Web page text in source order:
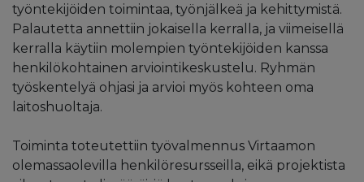
työntekijöiden toimintaa, työnjälkeä ja kehittymistä.
Palautetta annettiin jokaisella kerralla, ja viimeisellä
kerralla käytiin molempien työntekijöiden kanssa
henkilökohtainen arviointikeskustelu. Ryhmän
työskentelyä ohjasi ja arvioi myös kohteen oma
laitoshuoltaja.
Toiminta toteutettiin työvalmennus Virtaamon
olemassaolevilla henkilöresursseilla, eikä projektista